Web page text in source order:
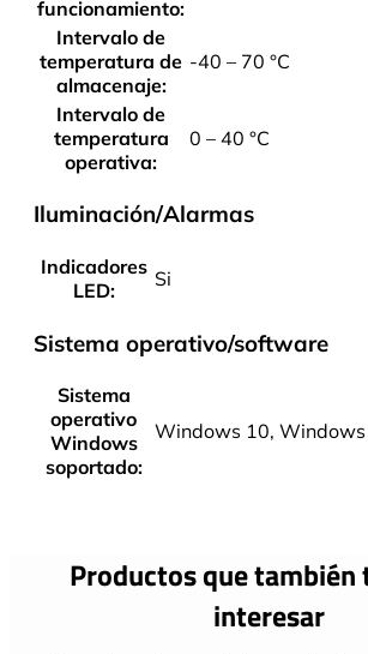
funcionamiento:
Intervalo de
temperatura de
almacenaje:
-40 – 70 °C
Intervalo de
temperatura
operativa:
0 – 40 °C
Iluminación/Alarmas
Indicadores
LED:
Si
Sistema operativo/software
Sistema
operativo
Windows
soportado:
Windows 10,
Productos que también
interesar